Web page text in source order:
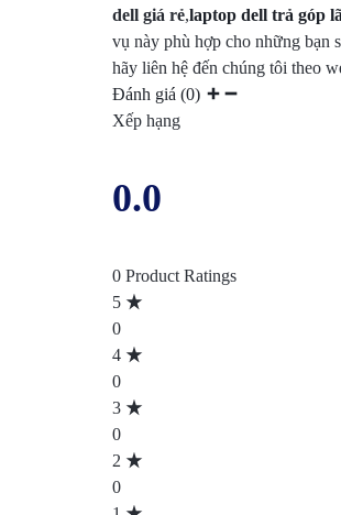
dell giá rẻ,laptop dell trả góp
vụ này phù hợp cho những bạn
hãy liên hệ đến chúng tôi theo
Đánh giá (0)
Xếp hạng
0.0
0 Product Ratings
5
0
4
0
3
0
2
0